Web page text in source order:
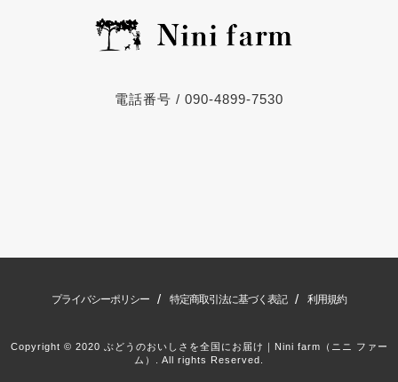
電話番号 / 090-4899-7530
プライバシーポリシー / 特定商取引法に基づく表記 / 利用規約
Copyright © 2020 ぶどうのおいしさを全国にお届け｜Nini farm（ニニ ファー
ム）. All rights Reserved.